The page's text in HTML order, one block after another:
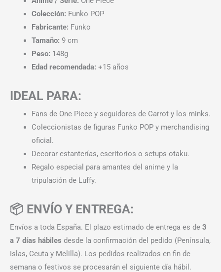
Colección: Funko POP
Fabricante: Funko
Tamaño: 9 cm
Peso: 148g
Edad recomendada: +15 años
IDEAL PARA:
Fans de One Piece y seguidores de Carrot y los minks.
Coleccionistas de figuras Funko POP y merchandising
oficial.
Decorar estanterías, escritorios o setups otaku.
Regalo especial para amantes del anime y la
tripulación de Luffy.
📦 ENVÍO Y ENTREGA:
Envíos a toda España. El plazo estimado de entrega es de 3
a 7 días hábiles desde la confirmación del pedido (Península,
Islas, Ceuta y Melilla). Los pedidos realizados en fin de
semana o festivos se procesarán el siguiente día hábil.